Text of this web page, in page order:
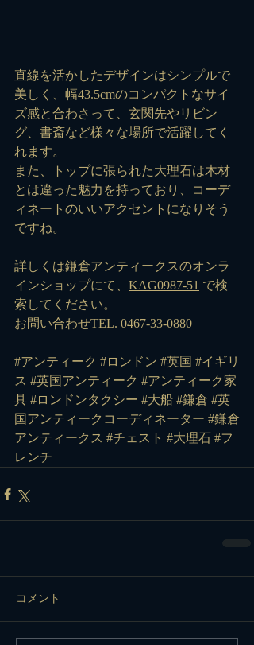
直線を活かしたデザインはシンプルで
美しく、幅43.5cmのコンパクトなサイ
ズ感と合わさって、玄関先やリビン
グ、書斎など様々な場所で活躍してく
れます。
また、トップに張られた大理石は木材
とは違った魅力を持っており、コーデ
ィネートのいいアクセントになりそう
ですね。
詳しくは鎌倉アンティークスのオンラ
インショップにて、 KAG0987-51 で検
索してください。
お問い合わせTEL. 0467-33-0880
#アンティーク #ロンドン #英国 #イギリ
ス #英国アンティーク #アンティーク家
具 #ロンドンタクシー #大船 #鎌倉 #英
国アンティークコーディネーター #鎌倉
アンティークス #チェスト #大理石 #フ
レンチ
コメント